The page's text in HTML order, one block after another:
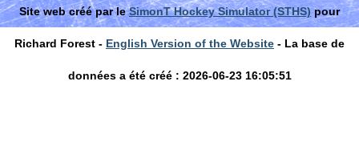
Site web créé par leSimonT Hockey Simulator (STHS)pour
Richard Forest - English Version of the Website - La base de
données a été créé : 2026-06-23 16:05:51